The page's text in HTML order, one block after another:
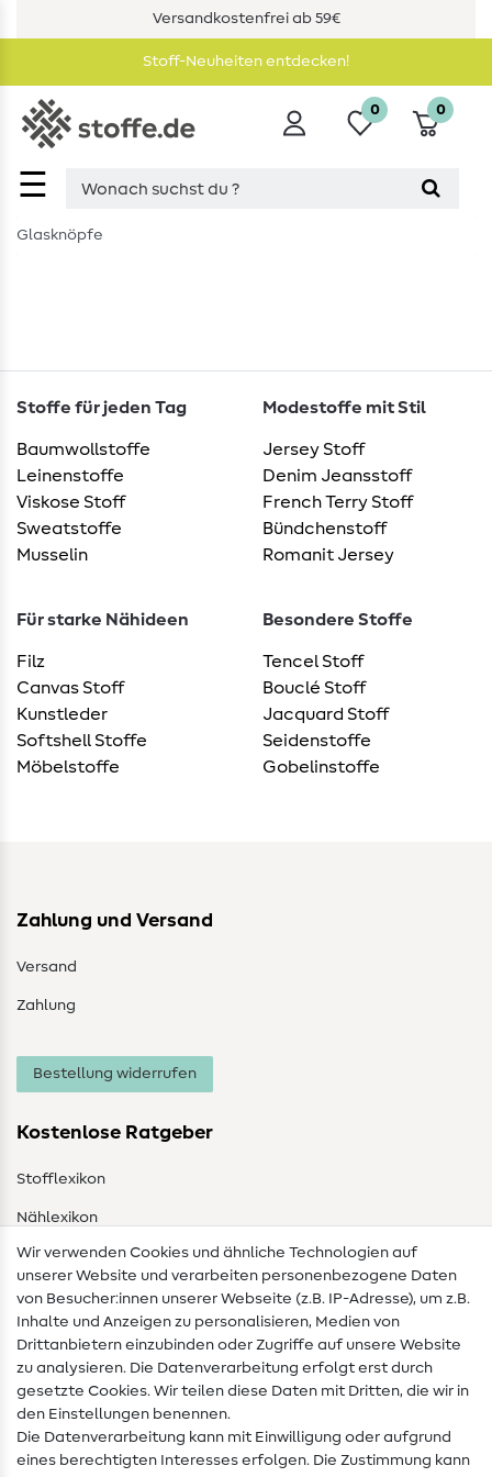
Versandkostenfrei ab 59€
Stoff-Neuheiten entdecken!
☰
0 0
Glasknöpfe
Stoffe für jeden Tag
Baumwollstoffe
Leinenstoffe
Viskose Stoff
Sweatstoffe
Musselin
Modestoffe mit Stil
Jersey Stoff
Denim Jeansstoff
French Terry Stoff
Bündchenstoff
Romanit Jersey
Für starke Nähideen
Filz
Canvas Stoff
Kunstleder
Softshell Stoffe
Möbelstoffe
Besondere Stoffe
Tencel Stoff
Bouclé Stoff
Jacquard Stoff
Seidenstoffe
Gobelinstoffe
Zahlung und Versand
Versand
Zahlung
Bestellung widerrufen
Kostenlose Ratgeber
Stofflexikon
Nählexikon
Nähanleitungen
Hilfe & Kontakt
Kontakt
Infos zum Betreiberwechsel
Widerrufsrecht
Wir verwenden Cookies und ähnliche Technologien auf
unserer Website und verarbeiten personenbezogene Daten
von Besucher:innen unserer Webseite (z.B. IP-Adresse), um z.B.
Inhalte und Anzeigen zu personalisieren, Medien von
Drittanbietern einzubinden oder Zugriffe auf unsere Website
zu analysieren. Die Datenverarbeitung erfolgt erst durch
gesetzte Cookies. Wir teilen diese Daten mit Dritten, die wir in
den Einstellungen benennen.
Die Datenverarbeitung kann mit Einwilligung oder aufgrund
eines berechtigten Interesses erfolgen. Die Zustimmung kann